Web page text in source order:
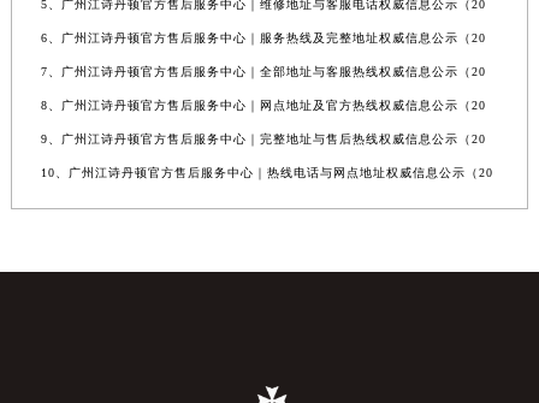
5、广州江诗丹顿官方售后服务中心｜维修地址与客服电话权威信息公示（20
6、广州江诗丹顿官方售后服务中心｜服务热线及完整地址权威信息公示（20
7、广州江诗丹顿官方售后服务中心｜全部地址与客服热线权威信息公示（20
8、广州江诗丹顿官方售后服务中心｜网点地址及官方热线权威信息公示（20
9、广州江诗丹顿官方售后服务中心｜完整地址与售后热线权威信息公示（20
10、广州江诗丹顿官方售后服务中心｜热线电话与网点地址权威信息公示（20